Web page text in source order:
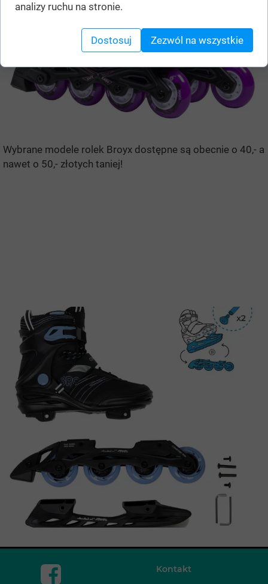
Wybrane modele rolek Broyx dostępne są obecnie o 40,- a
nawet o 50,- złotych taniej!
Kontakt
analizy ruchu na stronie.
Dostosuj Zezwól na wszystkie